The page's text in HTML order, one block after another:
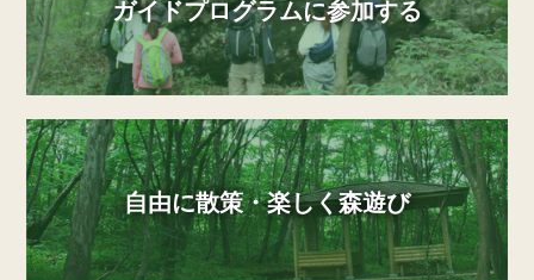
ガイドプログラムに参加する
自由に散策・楽しく森遊び